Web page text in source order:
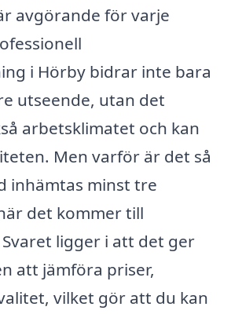
avgörande för varje
i Hörby bidrar inte bara
utseende, utan det
arbetsklimatet och kan
Men varför är det så
inhämtas minst tre
det kommer till
ligger i att det ger
att jämföra priser,
vilket gör att du kan